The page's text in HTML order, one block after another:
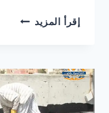
إقرأ المزيد شركة
الرياض